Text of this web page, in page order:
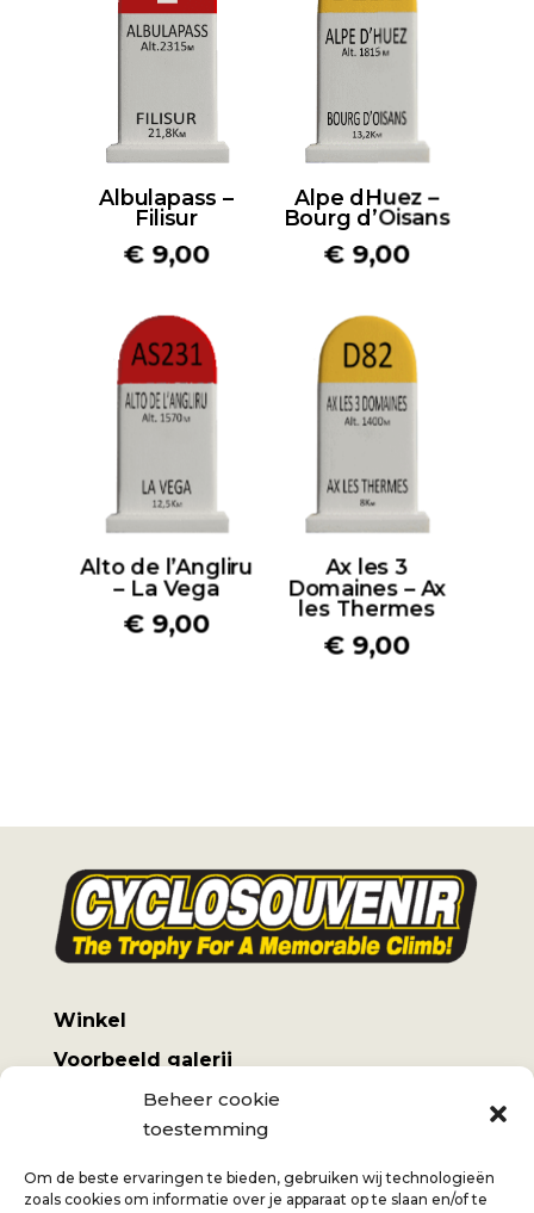
Beheer cookie
toestemming
Om de beste ervaringen te bieden, gebruiken wij technologieën
zoals cookies om informatie over je apparaat op te slaan en/of te
Albulapass –
Filisur
€ 9,00
Alpe dHuez –
Bourg d’Oisans
€ 9,00
Alto de l’Angliru
– La Vega
€ 9,00
Ax les 3
Domaines – Ax
les Thermes
€ 9,00
Winkel
Voorbeeld galerij
Mijn account
Algemene voorwaarden
Verzendkosten